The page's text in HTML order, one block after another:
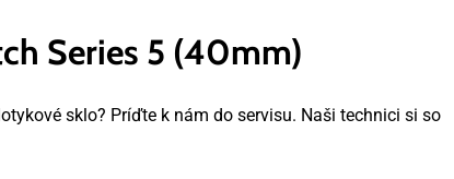
Series 5 (40mm)
sklo? Príďte k nám do servisu. Naši technici si so